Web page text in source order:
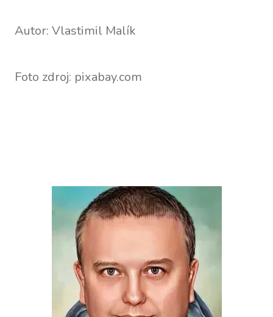
Autor: Vlastimil Malík
Foto zdroj: pixabay.com